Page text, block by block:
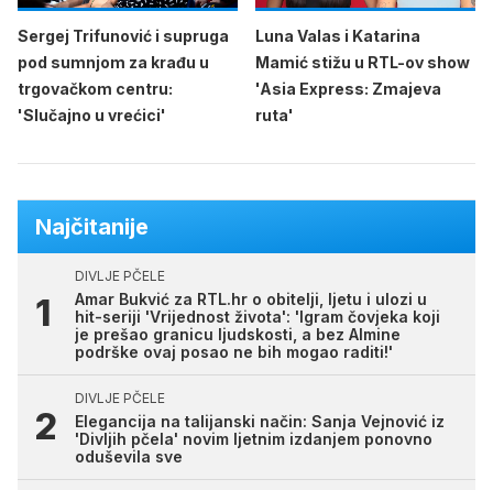
Sergej Trifunović i supruga
pod sumnjom za krađu u
trgovačkom centru:
'Slučajno u vrećici'
Luna Valas i Katarina
Mamić stižu u RTL-ov show
'Asia Express: Zmajeva
ruta'
Najčitanije
DIVLJE PČELE
Amar Bukvić za RTL.hr o obitelji, ljetu i ulozi u
hit-seriji 'Vrijednost života': 'Igram čovjeka koji
je prešao granicu ljudskosti, a bez Almine
podrške ovaj posao ne bih mogao raditi!'
DIVLJE PČELE
Elegancija na talijanski način: Sanja Vejnović iz
'Divljih pčela' novim ljetnim izdanjem ponovno
oduševila sve